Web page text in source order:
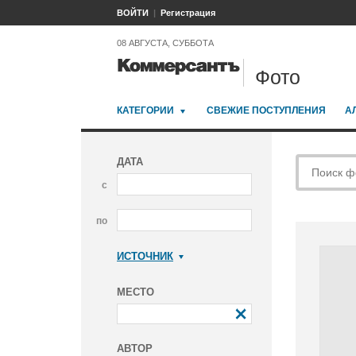
ВОЙТИ Регистрация
08 АВГУСТА, СУББОТА
Фото
КАТЕГОРИИ СВЕЖИЕ ПОСТУПЛЕНИЯ
ДАТА
с
по
ИСТОЧНИК
МЕСТО
АВТОР